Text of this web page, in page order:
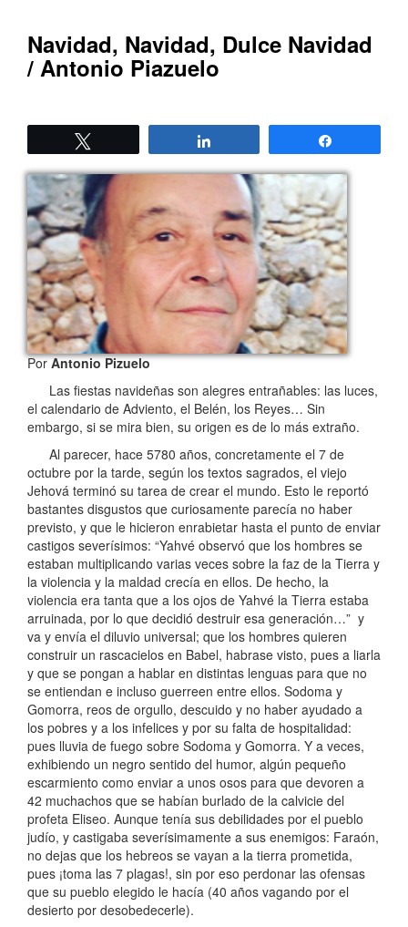
Navidad, Navidad, Dulce Navidad
/ Antonio Piazuelo
PorAntonio Pizuelo
Las fiestas navideñas son alegres entrañables: las luces,
el calendario de Adviento, el Belén, los Reyes… Sin
embargo, si se mira bien, su origen es de lo más extraño.
Al parecer, hace 5780 años, concretamente el 7 de
octubre por la tarde, según los textos sagrados, el viejo
Jehová terminó su tarea de crear el mundo. Esto le reportó
bastantes disgustos que curiosamente parecía no haber
previsto, y que le hicieron enrabietar hasta el punto de enviar
castigos severísimos: “Yahvé observó que los hombres se
estaban multiplicando varias veces sobre la faz de la Tierra y
la violencia y la maldad crecía en ellos. De hecho, la
violencia era tanta que a los ojos de Yahvé la Tierra estaba
arruinada,​ por lo que decidió destruir esa generación…” y
va y envía el diluvio universal; que los hombres quieren
construir un rascacielos en Babel, habrase visto, pues a liarla
y que se pongan a hablar en distintas lenguas para que no
se entiendan e incluso guerreen entre ellos. Sodoma y
Gomorra, reos de orgullo, descuido y no haber ayudado a
los pobres y a los infelices y por su falta de hospitalidad:
pues lluvia de fuego sobre Sodoma y Gomorra. Y a veces,
exhibiendo un negro sentido del humor, algún pequeño
escarmiento como enviar a unos osos para que devoren a
42 muchachos que se habían burlado de la calvicie del
profeta Eliseo. Aunque tenía sus debilidades por el pueblo
judío, y castigaba severísimamente a sus enemigos: Faraón,
no dejas que los hebreos se vayan a la tierra prometida,
pues ¡toma las 7 plagas!, sin por eso perdonar las ofensas
que su pueblo elegido le hacía (40 años vagando por el
desierto por desobedecerle).